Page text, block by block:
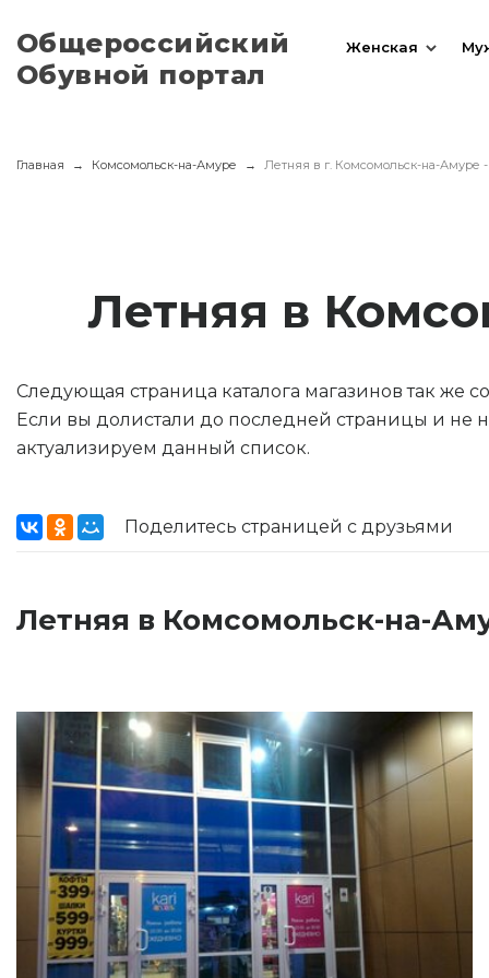
Общероссийский
Обувной портал
Женская
Главная Комсомольск-на-Амуре Летняя в г. Комсомольск-на-Амуре -
Летняя в
Следующая страница каталога магазинов так
Если вы долистали до последней страницы и не
актуализируем данный список.
Поделитесь страницей с друзьями
Летняя в Комсомольск-на-